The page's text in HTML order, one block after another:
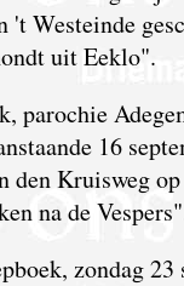
't Westeinde
uit Eeklo".
parochie
16
den Kruisweg
na de
zondag 23